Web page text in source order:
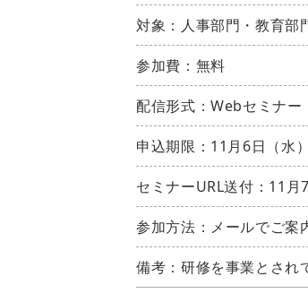
対象：人事部門・教育部
参加費：無料
配信形式：Webセミナー
申込期限：11月6日（水
セミナーURL送付：11
参加方法：メールでご案
備考：研修を事業とされ